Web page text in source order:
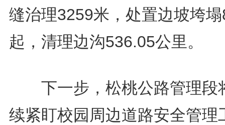
缝治理3259米，处置边坡垮
起，清理边沟536.05公里。
下一步，松桃公路管理段
续紧盯校园周边道路安全管理